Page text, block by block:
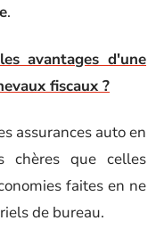
.
avantages d'une
fiscaux ?
assurances auto en
chères que celles
faites en ne
de bureau.